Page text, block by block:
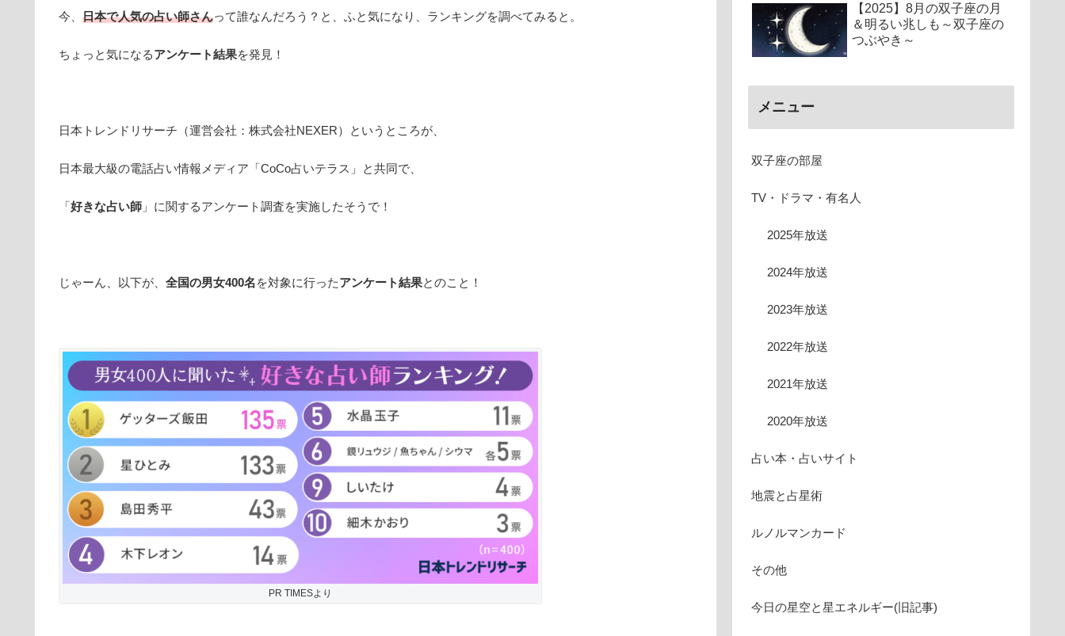
今、 日本で人気の占い師さんって誰なんだろう？と、ふと気になり、ランキングを調べてみると。
ちょっと気になるアンケート結果を発見！
日本トレンドリサーチ（運営会社：株式会社NEXER）というところが、
日本最大級の電話占い情報メディア「CoCo占いテラス」と共同で、
「好きな占い師 」に関するアンケート調査を実施したそうで！
じゃーん、以下が、 全国の男女400名を対象に行ったアンケート結果とのこと！
PR TIMESより
【2025】8月の双子座の月
＆明るい兆しも～双子座の
つぶやき～
メニュー
双子座の部屋
TV・ドラマ・有名人
2025年放送
2024年放送
2023年放送
2022年放送
2021年放送
2020年放送
占い本・占いサイト
地震と占星術
ルノルマンカード
その他
今日の星空と星エネルギー(旧記事)